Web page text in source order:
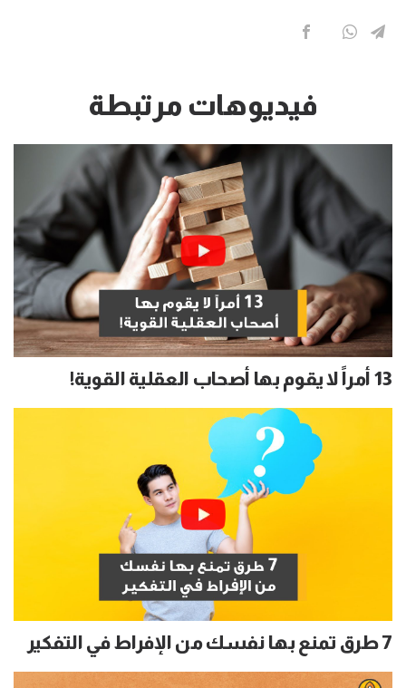
فيديوهات مرتبطة
13 أمراً لا يقوم بها أصحاب العقلية القوية!
7 طرق تمنع بها نفسك من الإفراط في التفكير